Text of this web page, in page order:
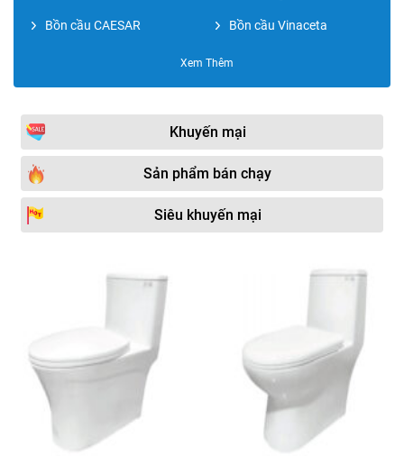
Bồn cầu CAESAR Bồn cầu Vinaceta
Bồn cầu xử lý chất thải
Bồn cầu TOTO Bồn cầu Royal
Nắp đậy bồn cầu
Bồn cầu Kohler Bồn cầu Moen
Bồn cầu Paffoni Bồn cầu két âm tường
Bồn cầu VIGLACERA
Bồn cầu Hafele Bồn cầu GROHE
Bồn cầu SW Dauer Bồn cầu Sewo
Vòi xịt toilet Bồn cầu GOVERN
Bồn cầu NP Bồn cầu Nikko
Xem Thêm
Khuyến mại
Sản phẩm bán chạy
Siêu khuyến mại